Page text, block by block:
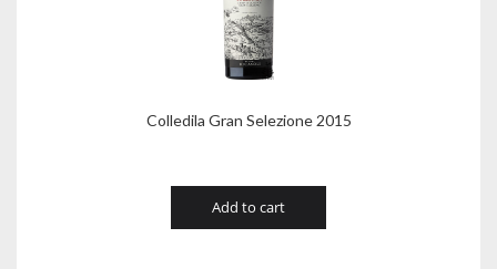
Colledila Gran Selezione 2015
Add to cart